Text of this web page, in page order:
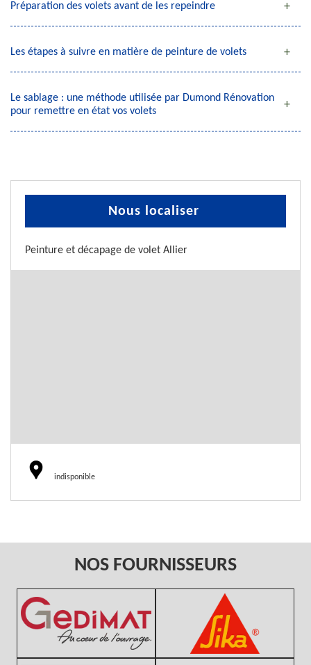
Préparation des volets avant de les repeindre
Les étapes à suivre en matière de peinture de volets
Le sablage : une méthode utilisée par Dumond Rénovation
pour remettre en état vos volets
Nous localiser
Peinture et décapage de volet Allier
indisponible
NOS FOURNISSEURS